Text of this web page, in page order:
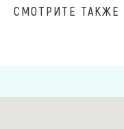
СМОТРИТЕ ТАКЖЕ